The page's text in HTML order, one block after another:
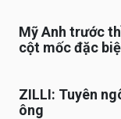
Mỹ Anh trước
cột mốc đặc
ZILLI: Tuyên
ông